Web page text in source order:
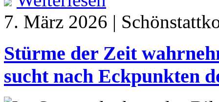
7. März 2026 |
Stürme der Zeit
sucht nach Eckpunkten